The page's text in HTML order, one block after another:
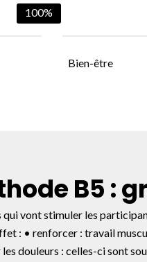
100%
Bien-être
B5 :
vont stimuler les
: • renforcer : travail
douleurs : celles-ci sont